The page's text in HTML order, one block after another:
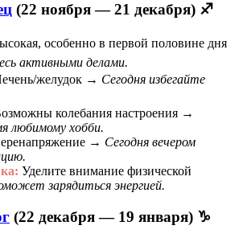
(22 ноября — 21 декабря) ♐
особенно в первой половине дня
активными делами.
желудок → Сегодня избегайте
колебания настроения →
любимому хобби.
→ Сегодня вечером
Уделите внимание физической
зарядиться энергией.
(22 декабря — 19 января) ♑